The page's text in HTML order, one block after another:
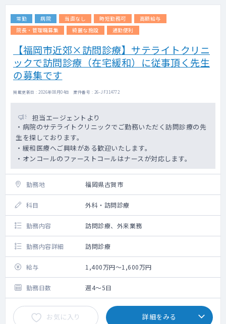
常勤 病院 当直なし 時短勤務可
高額給与
院長・管理職募集
綺麗な施設 通勤便利
【福岡市近郊×訪問診療】サテライトクリニ
ックで訪問診療（在宅緩和）に従事頂く先生
の募集です
掲載更新日 : 2026年08月04日 案件番号 : 26-JF314772
担当エージェントより
・病院のサテライトクリニックでご勤務いただく訪問診療の先
生を探しております。
・緩和医療へご興味がある歓迎いたします。
・オンコールのファーストコールはナースが対応します。
勤務地 福岡県古賀市
科目 外科・訪問診療
勤務内容 訪問診療、外来業務
勤務内容詳細 訪問診療
給与 1,400万円～1,600万円
勤務日数 週4～5日
お気に入り 詳細をみる